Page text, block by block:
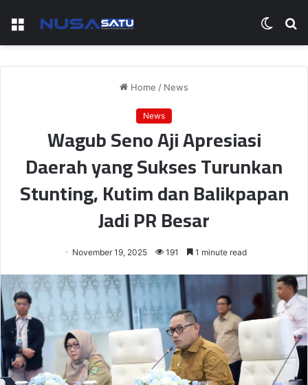
Menu
Switch
skin
Home / News
News
Wagub Seno Aji Apresiasi
Daerah yang Sukses Turunkan
Stunting, Kutim dan Balikpapan
Jadi PR Besar
November 19, 2025 191 1 minute read